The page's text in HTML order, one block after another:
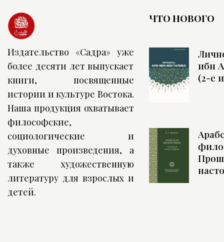
Издательство «Садра» уже
более десяти лет выпускает
книги, посвященные
истории и культуре Востока.
Наша продукция охватывает
философские,
социологические и
духовные произведения, а
также художественную
литературу для взрослых и
детей.
ЧТО НОВОГО
ибн
(2-е